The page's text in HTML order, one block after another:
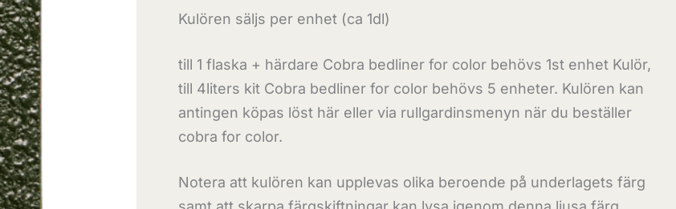
Kulören säljs per enhet (ca 1dl)
till 1 flaska + härdare Cobra bedliner for color behövs 1st enhet Kulör,
till 4liters kit Cobra bedliner for color behövs 5 enheter. Kulören kan
antingen köpas löst här eller via rullgardinsmenyn när du beställer
cobra for color.
Notera att kulören kan upplevas olika beroende på underlagets färg